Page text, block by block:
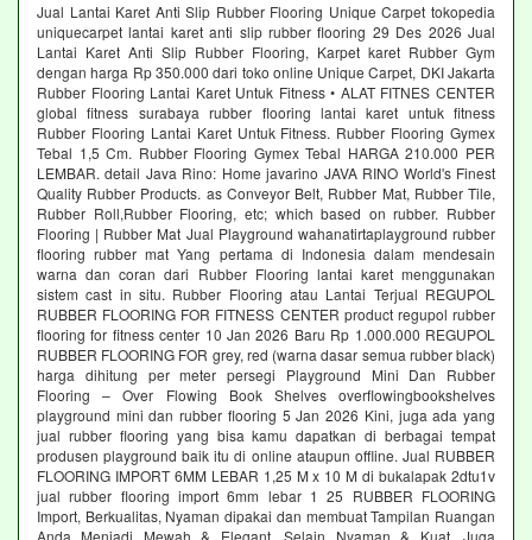
Jual Lantai Karet Anti Slip Rubber Flooring Unique Carpet tokopedia
uniquecarpet lantai karet anti slip rubber flooring 29 Des 2026 Jual
Lantai Karet Anti Slip Rubber Flooring, Karpet karet Rubber Gym
dengan harga Rp 350.000 dari toko online Unique Carpet, DKI Jakarta
Rubber Flooring Lantai Karet Untuk Fitness • ALAT FITNES CENTER
global fitness surabaya rubber flooring lantai karet untuk fitness
Rubber Flooring Lantai Karet Untuk Fitness. Rubber Flooring Gymex
Tebal 1,5 Cm. Rubber Flooring Gymex Tebal HARGA 210.000 PER
LEMBAR. detail Java Rino: Home javarino JAVA RINO World's Finest
Quality Rubber Products. as Conveyor Belt, Rubber Mat, Rubber Tile,
Rubber Roll,Rubber Flooring, etc; which based on rubber. Rubber
Flooring | Rubber Mat Jual Playground wahanatirtaplayground rubber
flooring rubber mat Yang pertama di Indonesia dalam mendesain
warna dan coran dari Rubber Flooring lantai karet menggunakan
sistem cast in situ. Rubber Flooring atau Lantai Terjual REGUPOL
RUBBER FLOORING FOR FITNESS CENTER product regupol rubber
flooring for fitness center 10 Jan 2026 Baru Rp 1.000.000 REGUPOL
RUBBER FLOORING FOR grey, red (warna dasar semua rubber black)
harga dihitung per meter persegi Playground Mini Dan Rubber
Flooring – Over Flowing Book Shelves overflowingbookshelves
playground mini dan rubber flooring 5 Jan 2026 Kini, juga ada yang
jual rubber flooring yang bisa kamu dapatkan di berbagai tempat
produsen playground baik itu di online ataupun offline. Jual RUBBER
FLOORING IMPORT 6MM LEBAR 1,25 M x 10 M di bukalapak 2dtu1v
jual rubber flooring import 6mm lebar 1 25 RUBBER FLOORING
Import, Berkualitas, Nyaman dipakai dan membuat Tampilan Ruangan